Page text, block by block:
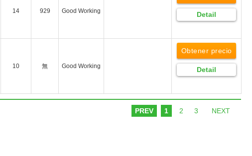
14 929 Good Working Detail
10 無 Good Working
Obtener precio
Detail
PREV 1 2 3 NEXT